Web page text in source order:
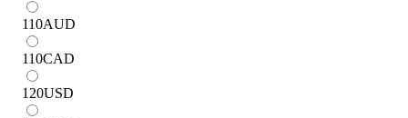
110AUD
110CAD
120USD